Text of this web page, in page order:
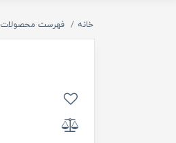
خانه فهرست محصولات